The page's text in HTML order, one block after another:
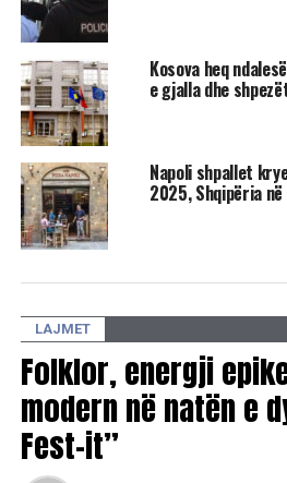
UP NEXT
Kosova në fokusin e
xhirime filmike
DON'T MISS
“Një çast mes errësirës dhe
mijëravjeçare të solsticit dimëror
Kosova heq
e gjalla dhe
Napoli shpallet
2025, Shqipëria
LAJMET
Folklor, energji
modern në natën e
Fest-it”